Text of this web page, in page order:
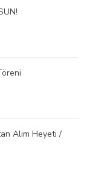
Alım Heyeti /